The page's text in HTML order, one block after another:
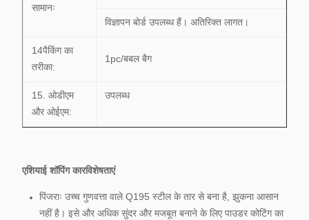
सामानः
विज्ञापन बोर्ड उपलब्ध हैं। अतिरिक्त लागत।
14पैकिंग का
तरीका:
1pc/बबल बैग
15. ओडीएम
और ओईएम:
उपलब्ध
एशियाई शॉपिंग कारविशेषताएं
पिंजराः उच्च गुणवत्ता वाले Q195 स्टील के तार से बना है, झुकना आसान
नहीं है। इसे और अधिक सुंदर और मजबूत बनाने के लिए पाउडर कोटिंग का